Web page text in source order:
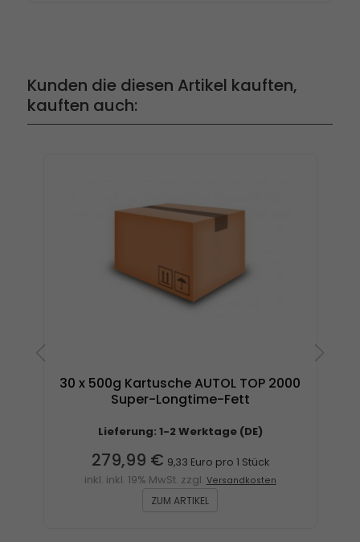
Kunden die diesen Artikel kauften,
kauften auch:
30 x 500g Kartusche AUTOL TOP 2000
Super-Longtime-Fett
Lieferung: 1-2 Werktage (DE)
279,99 € 9,33 Euro pro 1 Stück
inkl. inkl. 19% MwSt. zzgl. Versandkosten
ZUM ARTIKEL